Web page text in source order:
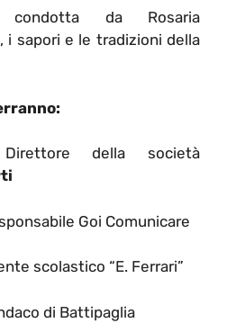
condotta da Rosaria
i sapori e le tradizioni della
Direttore della società
Goi Comunicare
scolastico “E. Ferrari”
di Battipaglia